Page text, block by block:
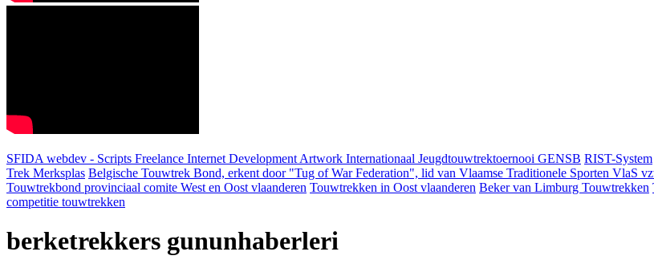
SFIDA webdev - Scripts Freelance Internet Development Artwork Internationaal Jeugdtouwtrektoernooi GENSB RIST-System
Trek Merksplas Belgische Touwtrek Bond, erkent door "Tug of War Federation", lid van Vlaamse Traditionele Sporten VlaS
Touwtrekbond provinciaal comite West en Oost vlaanderen Touwtrekken in Oost vlaanderen Beker van Limburg Touwtrekken
competitie touwtrekken
berketrekkers gununhaberleri